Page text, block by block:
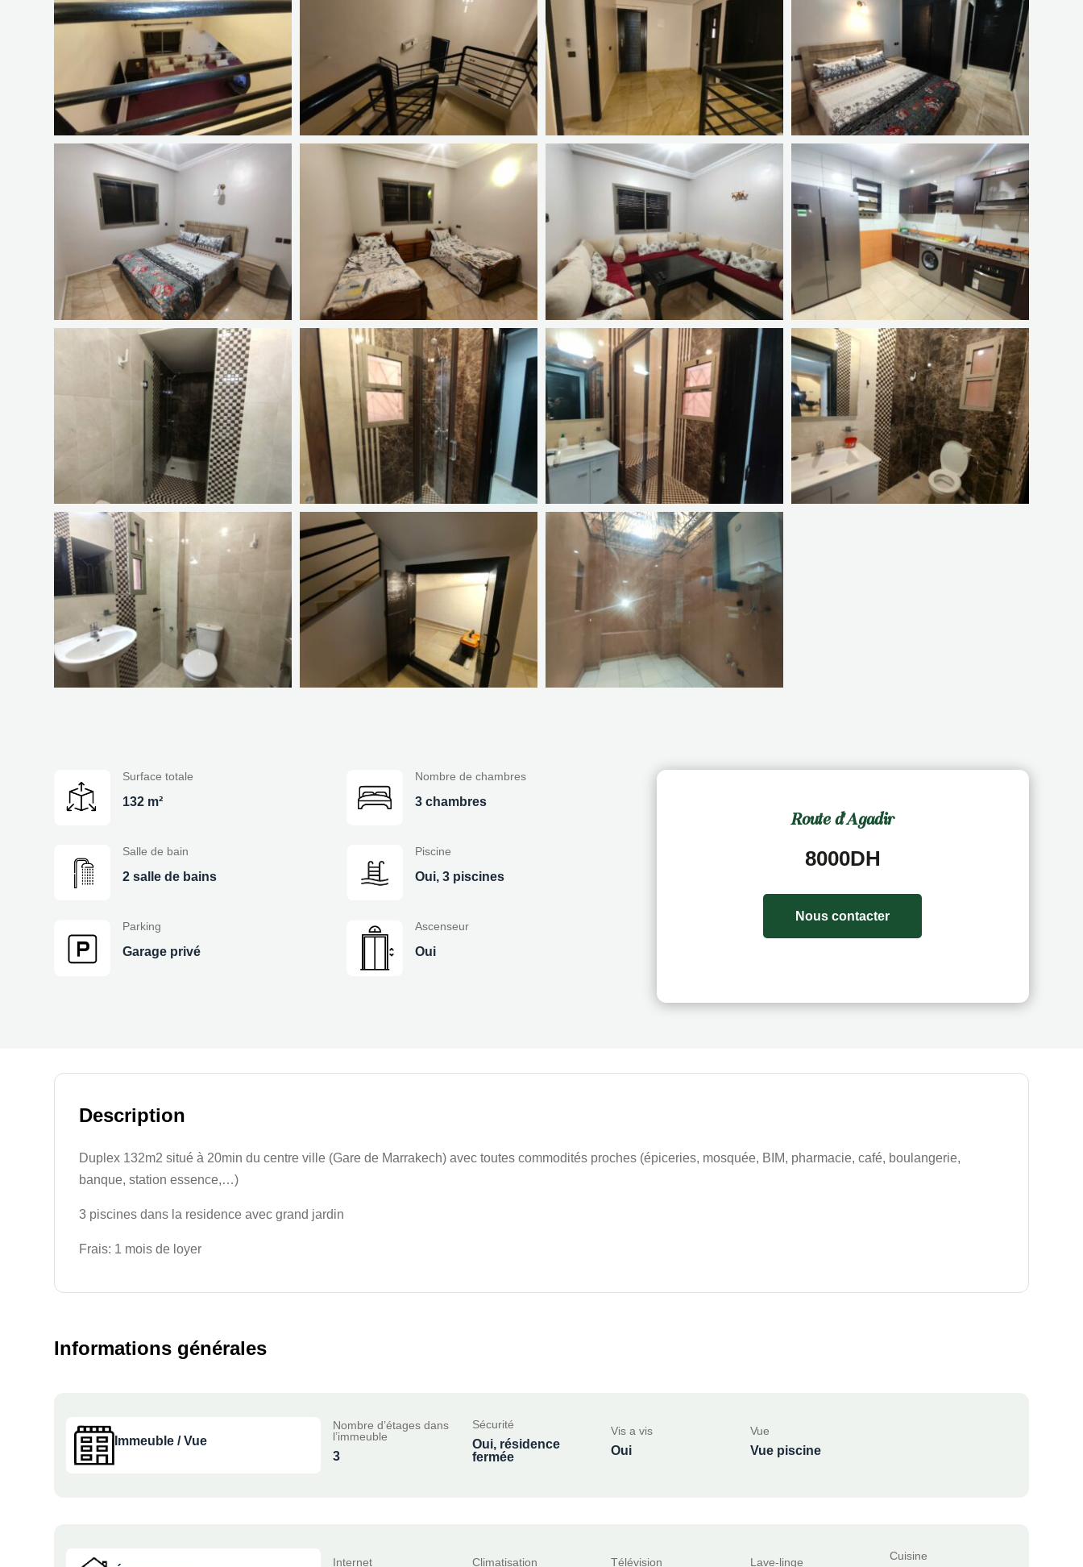
Surface totale
132 m²
Nombre de chambres
3 chambres
Salle de bain
2 salle de bains
Piscine
Oui, 3 piscines
Parking
Garage privé
Ascenseur
Oui
Route d'Agadir
8000DH
Nous contacter
Description
Duplex 132m2 situé à 20min du centre ville (Gare de Marrakech) avec toutes commodités proches (épiceries, mosquée, BIM, pharmacie, café, boulangerie,
banque, station essence,…)
3 piscines dans la residence avec grand jardin
Frais: 1 mois de loyer
Informations générales
Immeuble / Vue
Nombre d’étages dans
l’immeuble
3
Sécurité
Oui, résidence
fermée
Vis a vis
Oui
Vue
Vue piscine
Internet Climatisation Télévision Lave-linge Cuisine